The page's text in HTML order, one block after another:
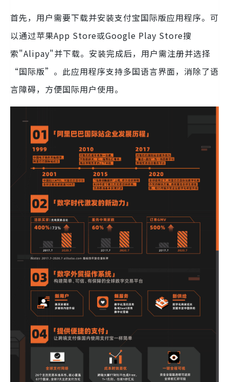
首先，用户需要下载并安装支付宝国际版应用程序。可
以通过苹果App Store或Google Play Store搜
索"Alipay"并下载。安装完成后，用户需注册并选择
“国际版”。此应用程序支持多国语言界面，消除了语
言障碍，方便国际用户使用。